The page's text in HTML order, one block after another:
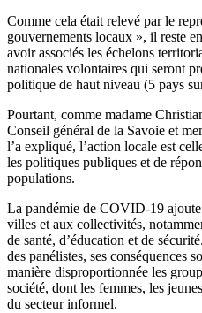
Comme cela était relevé par le
gouvernements locaux », il reste
avoir associés les échelons
nationales volontaires qui seront
politique de haut niveau (5 pays
Pourtant, comme madame
Conseil général de la Savoie et
l’a expliqué, l’action locale est
les politiques publiques et de
populations.
La pandémie de COVID-19
villes et aux collectivités,
de santé, d’éducation et de
des panélistes, ses conséquences
manière disproportionnée les
société, dont les femmes, les
du secteur informel.